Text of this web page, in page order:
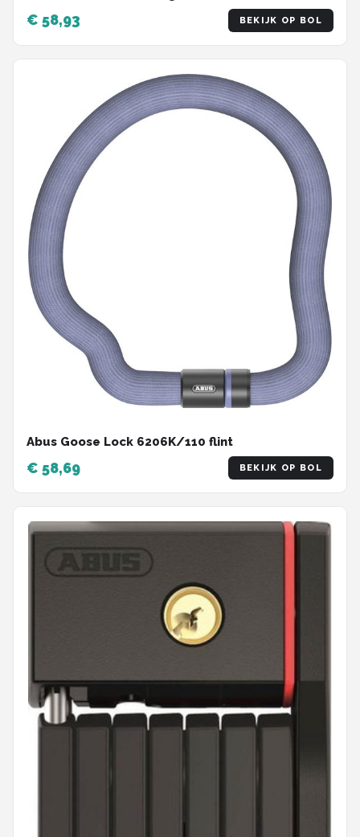
€ 58,93 BEKIJK OP BOL
Abus Goose Lock 6206K/110 flint
€ 58,69 BEKIJK OP BOL